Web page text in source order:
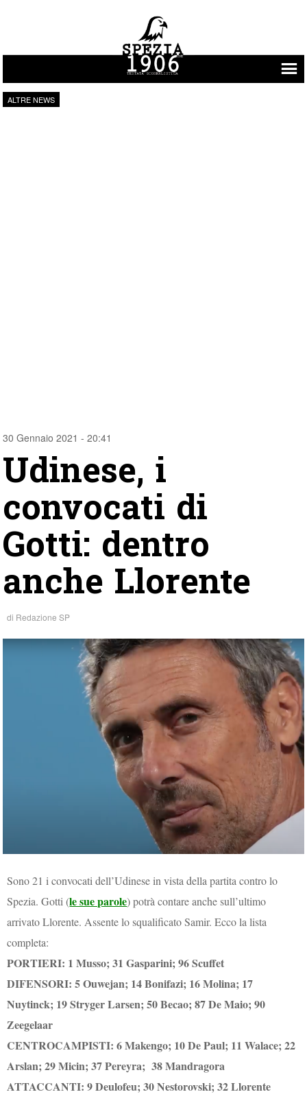
Vai al contenuto
ALTRE NEWS
30 Gennaio 2021 - 20:41
Udinese, i
convocati di
Gotti: dentro
anche Llorente
di Redazione SP
Sono 21 i convocati dell’Udinese in vista della partita contro lo
Spezia. Gotti (le sue parole) potrà contare anche sull’ultimo
arrivato Llorente. Assente lo squalificato Samir. Ecco la lista
completa:
PORTIERI: 1 Musso; 31 Gasparini; 96 Scuffet
DIFENSORI: 5 Ouwejan; 14 Bonifazi; 16 Molina; 17
Nuytinck; 19 Stryger Larsen; 50 Becao; 87 De Maio; 90
Zeegelaar
CENTROCAMPISTI: 6 Makengo; 10 De Paul; 11 Walace; 22
Arslan; 29 Micin; 37 Pereyra; 38 Mandragora
ATTACCANTI: 9 Deulofeu; 30 Nestorovski; 32 Llorente